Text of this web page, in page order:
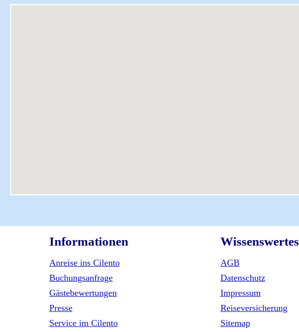
Informationen
Anreise ins Cilento
Buchungsanfrage
Gästebewertungen
Presse
Service im Cilento
Wissenswertes
AGB
Datenschutz
Impressum
Reiseversicherung
Sitemap